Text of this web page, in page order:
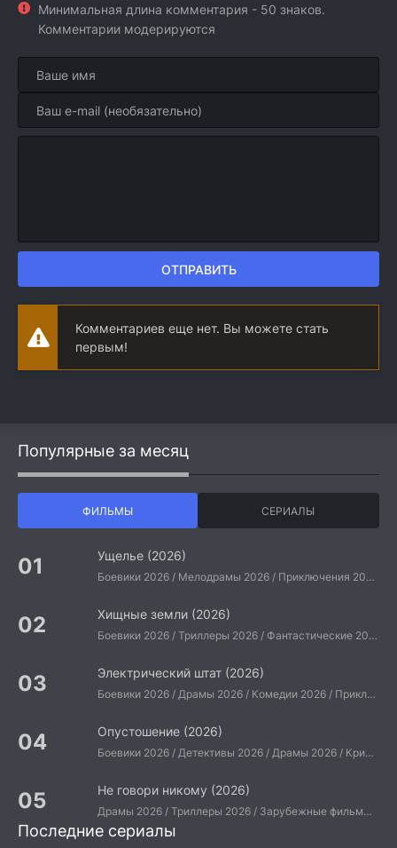
Минимальная длина комментария - 50 знаков.
Комментарии модерируются
ОТПРАВИТЬ
Комментариев еще нет. Вы можете стать
первым!
Популярные за месяц
ФИЛЬМЫ СЕРИАЛЫ
Ущелье (2026)
Боевики 2026 / Мелодрамы 2026 / Приключения 2026 / Ужасы 2026 / Фантастические 2026 / Зарубежные фильмы 2026 / Американские фильмы / Фильмы 2026
Хищные земли (2026)
Боевики 2026 / Триллеры 2026 / Фантастические 2026 / Зарубежные фильмы 2026 / Американские фильмы / Фильмы 2026
Электрический штат (2026)
Боевики 2026 / Драмы 2026 / Комедии 2026 / Приключения 2026 / Фантастические 2026 / Зарубежные фильмы 2026 / Американские фильмы / Фильмы 2026
Опустошение (2026)
Боевики 2026 / Детективы 2026 / Драмы 2026 / Криминальные фильмы 2026 / Триллеры 2026 / Зарубежные фильмы 2026 / Американские фильмы / Фильмы 2026
Не говори никому (2026)
Драмы 2026 / Триллеры 2026 / Зарубежные фильмы 2026 / Американские фильмы / Фильмы 2026
Последние сериалы